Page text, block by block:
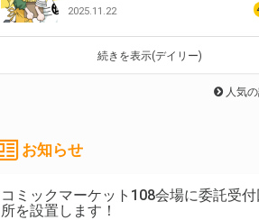
2025.11.22
続きを表示(デイリー)
人気
お知らせ
コミックマーケット108会場に委託受付
所を設置します！